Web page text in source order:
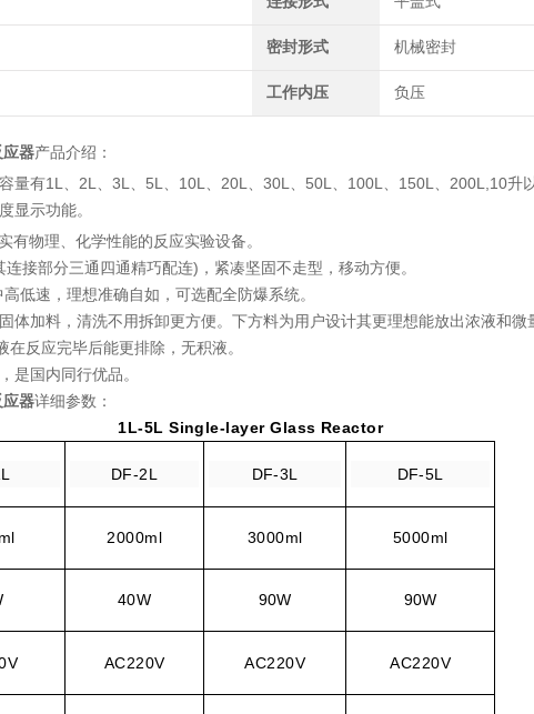
密封形式 机械密封
工作内压 负压
器产品介绍：
量有1L、2L、3L、5L、10L、20L、30L、50L、100L、150L、200L,10升
显示功能。
有物理、化学性能的反应实验设备。
接部分三通四通精巧配连)，紧凑坚固不走型，移动方便。
低速，理想准确自如，可选配全防爆系统。
加料，清洗不用拆卸更方便。下方料为用户设计其更理想能放出浓液和微
反应完毕后能更排除，无积液。
国内同行优品。
器详细参数：
1L-5L Single-layer Glass Reactor
DF-2L DF-3L DF-5L
2000ml 3000ml 5000ml
40W 90W 90W
AC220V AC220V AC220V